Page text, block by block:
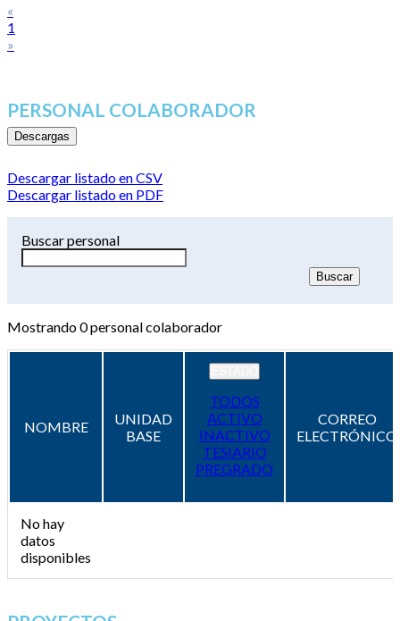
«
1
»
PERSONAL COLABORADOR
Descargas
Descargar listado en CSV
Descargar listado en PDF
Buscar personal
Mostrando0personal colaborador
NOMBRE
UNIDAD
BASE
TODOS
ACTIVO
INACTIVO
TESIARIO
PREGRADO
CORREO
ELECTRÓNICO
No hay
datos
disponibles